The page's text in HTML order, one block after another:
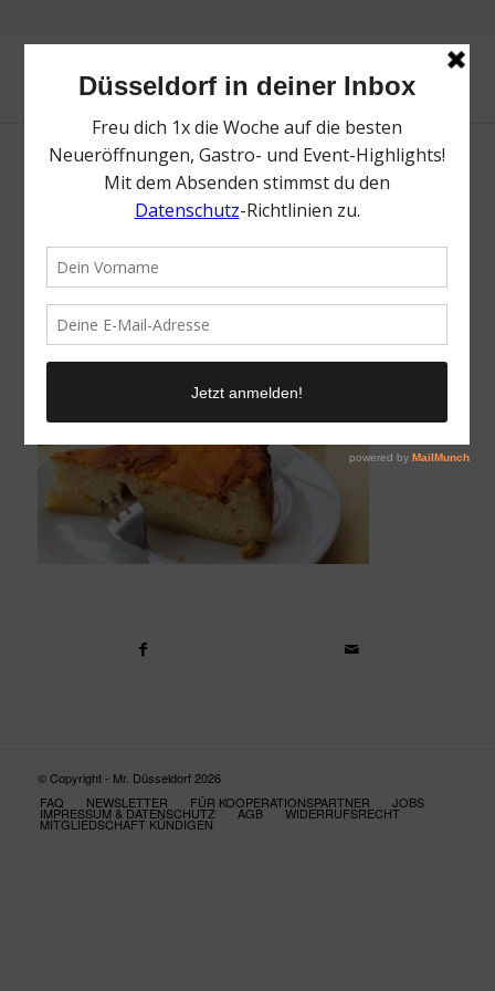
Kucheneck | Unsere Lieblingscafés in
© Copyright - Mr. Düsseldorf 2026
FAQ
NEWSLETTER FÜR KOOPERATIONSPARTNER JOBS
IMPRESSUM & DATENSCHUTZ AGB WIDERRUFSRECHT
MITGLIEDSCHAFT KÜNDIGEN